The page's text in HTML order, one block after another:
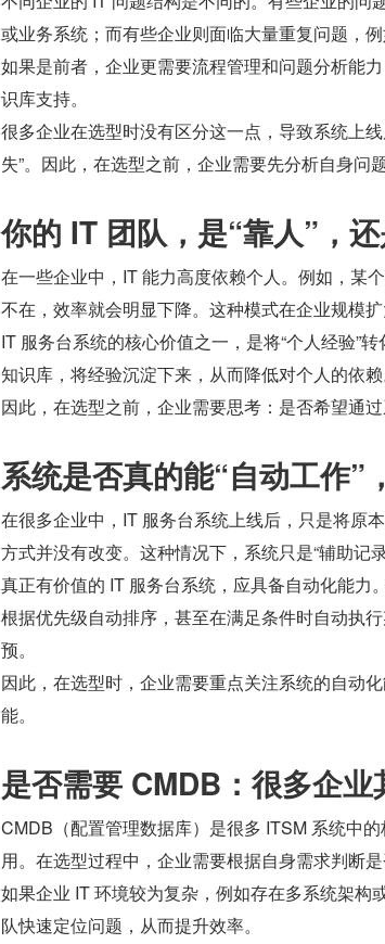
或业务系统；而有些企业则面临大量重复问题，例
如果是前者，企业更需要流程管理和问题分析能
识库支持。
很多企业在选型时没有区分这一点，导致系统上
失”。因此，在选型之前，企业需要先分析自身问题
你的 IT 团队，是“靠人”，
在一些企业中，IT 能力高度依赖个人。例如，某
不在，效率就会明显下降。这种模式在企业规模扩
IT 服务台系统的核心价值之一，是将“个人经验”
知识库，将经验沉淀下来，从而降低对个人的依赖
因此，在选型之前，企业需要思考：是否希望通
系统是否真的能“自动工作”
在很多企业中，IT 服务台系统上线后，只是将原
方式并没有改变。这种情况下，系统只是“辅助记录
真正有价值的 IT 服务台系统，应具备自动化能力
根据优先级自动排序，甚至在满足条件时自动执
预。
因此，在选型时，企业需要重点关注系统的自动
能。
是否需要 CMDB：很多企
CMDB（配置管理数据库）是很多 ITSM 系统中
用。在选型过程中，企业需要根据自身需求判断是
如果企业 IT 环境较为复杂，例如存在多系统架构
队快速定位问题，从而提升效率。